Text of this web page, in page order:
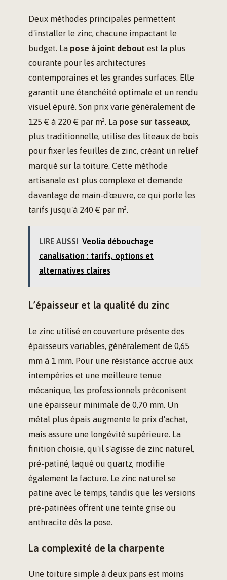
Deux méthodes principales permettent
d'installer le zinc, chacune impactant le
budget. La pose à joint debout est la plus
courante pour les architectures
contemporaines et les grandes surfaces. Elle
garantit une étanchéité optimale et un rendu
visuel épuré. Son prix varie généralement de
125 € à 220 € par m². La pose sur tasseaux,
plus traditionnelle, utilise des liteaux de bois
pour fixer les feuilles de zinc, créant un relief
marqué sur la toiture. Cette méthode
artisanale est plus complexe et demande
davantage de main-d'œuvre, ce qui porte les
tarifs jusqu'à 240 € par m².
LIRE AUSSI Veolia débouchage
canalisation : tarifs, options et
alternatives claires
L’épaisseur et la qualité du zinc
Le zinc utilisé en couverture présente des
épaisseurs variables, généralement de 0,65
mm à 1 mm. Pour une résistance accrue aux
intempéries et une meilleure tenue
mécanique, les professionnels préconisent
une épaisseur minimale de 0,70 mm. Un
métal plus épais augmente le prix d'achat,
mais assure une longévité supérieure. La
finition choisie, qu'il s'agisse de zinc naturel,
pré-patiné, laqué ou quartz, modifie
également la facture. Le zinc naturel se
patine avec le temps, tandis que les versions
pré-patinées offrent une teinte grise ou
anthracite dès la pose.
La complexité de la charpente
Une toiture simple à deux pans est moins